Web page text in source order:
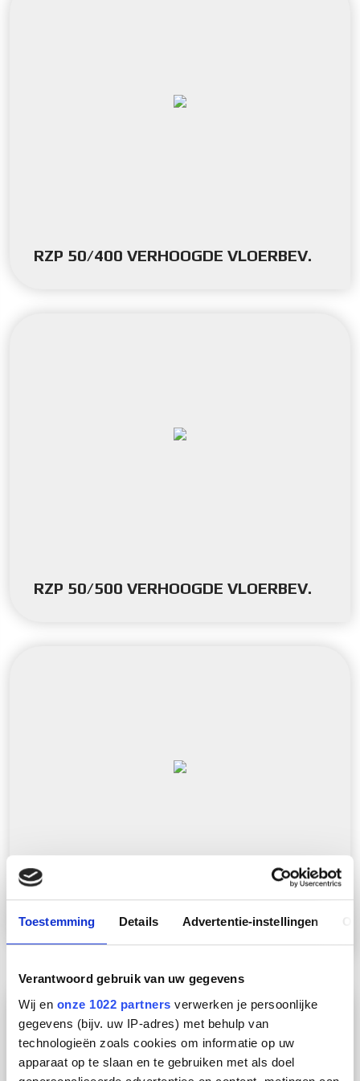
Toestemming Details Advertentie-instellingen
Verantwoord gebruik van uw gegevens
Wij en onze 1022 partners verwerken je persoonlijke
gegevens (bijv. uw IP-adres) met behulp van
technologieën zoals cookies om informatie op uw
apparaat op te slaan en te gebruiken met als doel
RZP 50/400 VERHOOGDE VLOERBEV.
RZP 50/500 VERHOOGDE VLOERBEV.
RZP 50/600 VERHOOGDE VLOERBEV.